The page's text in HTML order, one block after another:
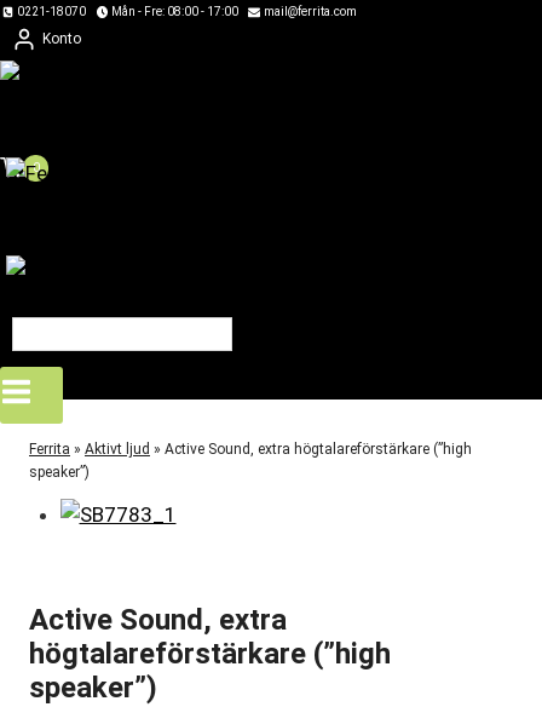
Skip
to
content
0221-18070 Mån - Fre: 08:00 - 17:00 mail@ferrita.com
Konto
0
Ferrita » Aktivt ljud » Active Sound, extra högtalareförstärkare (”high
speaker”)
Active Sound, extra
högtalareförstärkare (”high
speaker”)